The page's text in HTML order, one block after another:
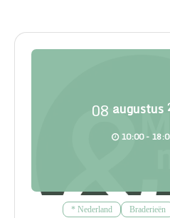
08 augustus
10:00 -
* Nederland Braderieën